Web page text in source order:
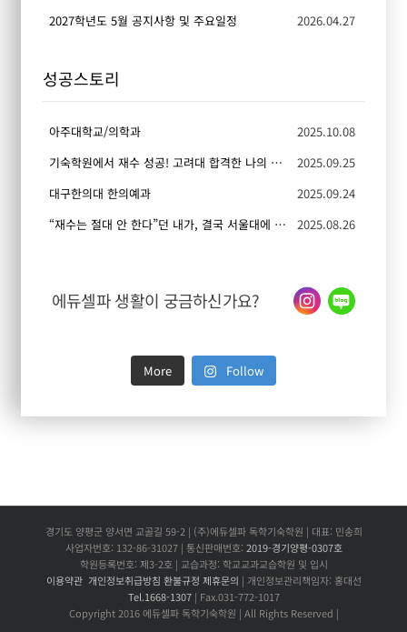
2027학년도 5월 공지사항 및 주요일정
2026.04.27
성공스토리
아주대학교/의학과
2025.10.08
기숙학원에서 재수 성공! 고려대 합격한 나의 공부법
2025.09.25
대구한의대 한의예과
2025.09.24
“재수는 절대 안 한다”던 내가, 결국 서울대에 간 이야기
2025.08.26
에듀셀파 생활이 궁금하신가요?
More Follow
경기도 양평군 양서면 교골길 59-2 | (주)에듀셀파 독학기숙학원 | 대표: 민송희
사업자번호: 132-86-31027 | 통신판매번호: 2019-경기양평-0307호
학원등록번호: 제3-2호 | 교습과정: 학교교과교습학원 및 입시
이용약관 개인정보취급방침 환불규정 제휴문의 | 개인정보관리책임자: 홍대선
Tel.1668-1307| Fax.031-772-1017
Copyright 2016 에듀셀파 독학기숙학원 | All Rights Reserved |